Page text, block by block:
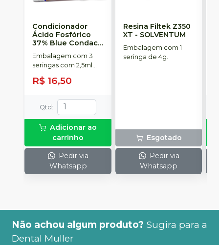
Condicionador
Ácido Fosfórico
37% Blue Condac-
FGM
Embalagem com 3
seringas com 2,5ml
cada uma e 3
ponteiras para
R$ 16,50
Qtd :
Adicionar ao
carrinho
Pedir via
Whatsapp
Resina Filtek Z350
XT - SOLVENTUM
Embalagem com 1
seringa de 4g.
Esgotado
Pedir via
Whatsapp
Não achou algum produto? Sugira para a
Dental Muller